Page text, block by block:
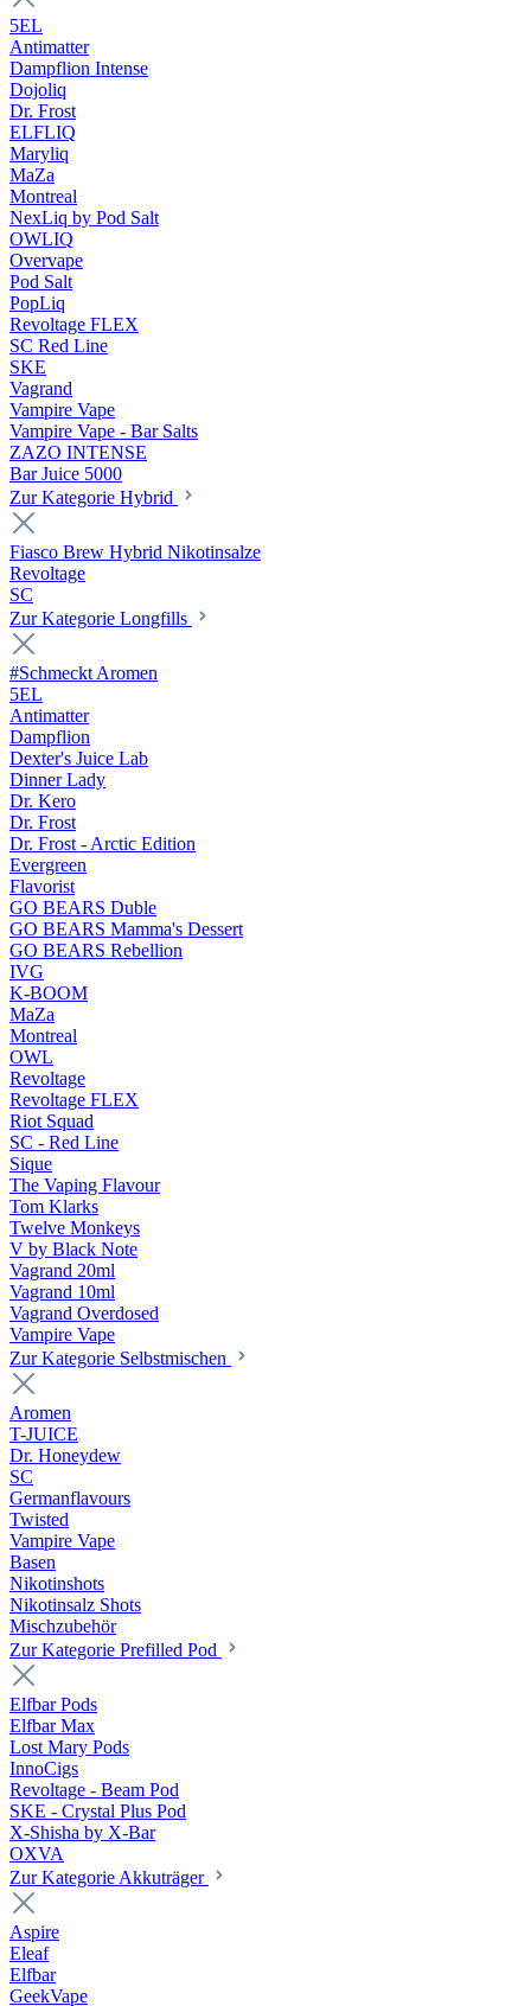
5EL
Antimatter
Dampflion Intense
Dojoliq
Dr. Frost
ELFLIQ
Maryliq
MaZa
Montreal
NexLiq by Pod Salt
OWLIQ
Overvape
Pod Salt
PopLiq
Revoltage FLEX
SC Red Line
SKE
Vagrand
Vampire Vape
Vampire Vape - Bar Salts
ZAZO INTENSE
Bar Juice 5000
Zur Kategorie Hybrid
Fiasco Brew Hybrid Nikotinsalze
Revoltage
SC
Zur Kategorie Longfills
#Schmeckt Aromen
5EL
Antimatter
Dampflion
Dexter's Juice Lab
Dinner Lady
Dr. Kero
Dr. Frost
Dr. Frost - Arctic Edition
Evergreen
Flavorist
GO BEARS Duble
GO BEARS Mamma's Dessert
GO BEARS Rebellion
IVG
K-BOOM
MaZa
Montreal
OWL
Revoltage
Revoltage FLEX
Riot Squad
SC - Red Line
Sique
The Vaping Flavour
Tom Klarks
Twelve Monkeys
V by Black Note
Vagrand 20ml
Vagrand 10ml
Vagrand Overdosed
Vampire Vape
Zur Kategorie Selbstmischen
Aromen
T-JUICE
Dr. Honeydew
SC
Germanflavours
Twisted
Vampire Vape
Basen
Nikotinshots
Nikotinsalz Shots
Mischzubehör
Zur Kategorie Prefilled Pod
Elfbar Pods
Elfbar Max
Lost Mary Pods
InnoCigs
Revoltage - Beam Pod
SKE - Crystal Plus Pod
X-Shisha by X-Bar
OXVA
Zur Kategorie Akkuträger
Aspire
Eleaf
Elfbar
GeekVape